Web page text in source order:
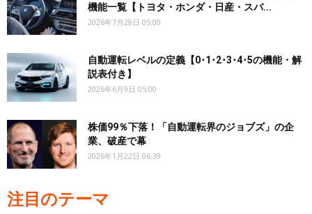
機能一覧【トヨタ・ホンダ・日産・スバ...
2026年7月28日 05:00
自動運転レベルの定義【0･1･2･3･4･5の機能・解
説表付き】
2026年6月9日 05:00
株価99％下落！「自動運転界のジョブズ」の企
業、破産で幕
2026年1月22日 06:39
注目のテーマ